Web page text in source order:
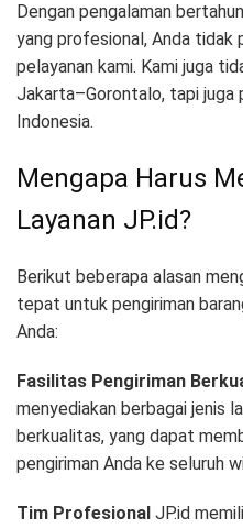
Dengan pengalaman
yang profesional, Anda tidak
pelayanan kami. Kami juga
Jakarta–Gorontalo, tapi juga
Indonesia.
Mengapa Harus
Layanan JP.id?
Berikut beberapa alasan
tepat untuk pengiriman
Anda:
Fasilitas Pengiriman
menyediakan berbagai jenis
berkualitas, yang dapat
pengiriman Anda ke seluruh
Tim Profesional JP.id